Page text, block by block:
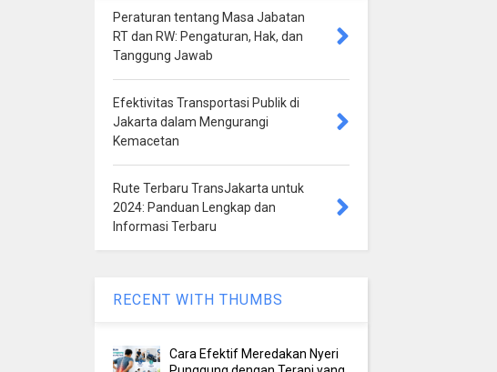
Peraturan tentang Masa Jabatan
RT dan RW: Pengaturan, Hak, dan
Tanggung Jawab
Efektivitas Transportasi Publik di
Jakarta dalam Mengurangi
Kemacetan
Rute Terbaru TransJakarta untuk
2024: Panduan Lengkap dan
Informasi Terbaru
RECENT WITH THUMBS
Cara Efektif Meredakan Nyeri